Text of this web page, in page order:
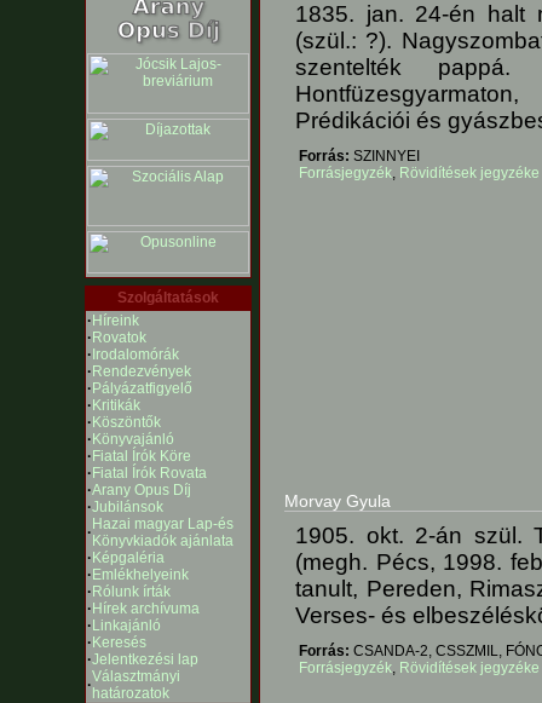
Szolgáltatások
· Híreink
· Rovatok
· Irodalomórák
· Rendezvények
· Pályázatfigyelő
· Kritikák
· Köszöntők
· Könyvajánló
· Fiatal Írók Köre
· Fiatal Írók Rovata
·Arany Opus Díj
·Jubilánsok
· Hazai magyar Lap-és
Könyvkiadók ajánlata
· Képgaléria
· Emlékhelyeink
· Rólunk írták
· Hírek archívuma
· Linkajánló
· Keresés
·Jelentkezési lap
·Választmányi
határozatok
1835. jan. 24-én halt
(szül.: ?).
szentelték pappá.
Prédikációi és
Forrás: SZINNYEI
Forrásjegyzék, Rövidítések jegyzéke
Morvay Gyula
1905. okt. 2-án szül.
(megh. Pécs, 1998.
tanult, Pereden,
Verses- és
Forrás: CSANDA-2, CSSZMIL,
Forrásjegyzék, Rövidítések jegyzéke